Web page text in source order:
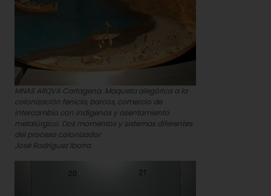
MNAS ARQVA Cartagena. Maqueta alegórica a la
colonización fenicia, barcos, comercio de
intercambio con indígenas y asentamiento
metalúrgico. Dos momentos y sistemas diferentes
del proceso colonizador
José Rodríguez Iborra